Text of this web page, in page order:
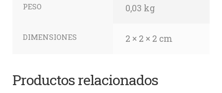
PESO 0,03 kg
DIMENSIONES 2 × 2 × 2 cm
Productos relacionados